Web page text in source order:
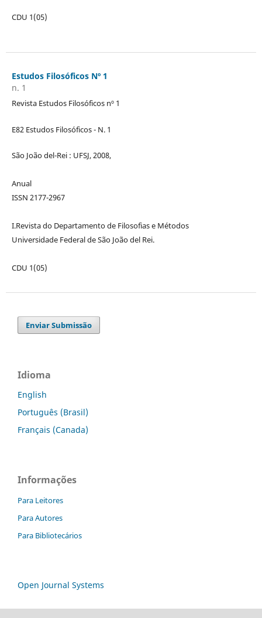
CDU 1(05)
Estudos Filosóficos Nº 1
n. 1
Revista Estudos Filosóficos nº 1
E82 Estudos Filosóficos - N. 1
São João del-Rei : UFSJ, 2008,
Anual
ISSN 2177-2967
I.Revista do Departamento de Filosofias e Métodos
Universidade Federal de São João del Rei.
CDU 1(05)
Enviar Submissão
Idioma
English
Português (Brasil)
Français (Canada)
Informações
Para Leitores
Para Autores
Para Bibliotecários
Open Journal Systems